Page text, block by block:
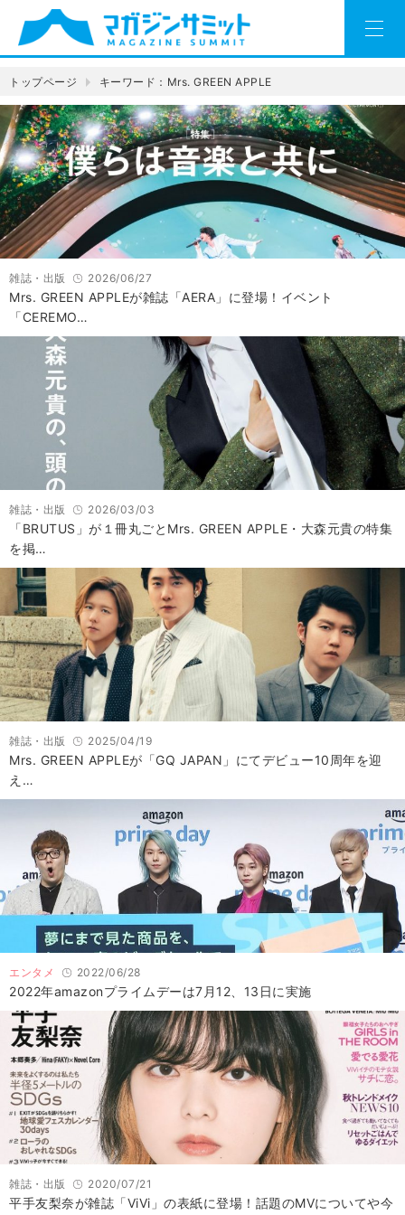
トップページ キーワード：Mrs. GREEN APPLE
雑誌・出版 2026/06/27
Mrs. GREEN APPLEが雑誌「AERA」に登場！イベント
「CEREMO…
雑誌・出版 2026/03/03
「BRUTUS」が１冊丸ごとMrs. GREEN APPLE・大森元貴の特集
を掲…
雑誌・出版 2025/04/19
Mrs. GREEN APPLEが「GQ JAPAN」にてデビュー10周年を迎
え…
エンタメ 2022/06/28
2022年amazonプライムデーは7月12、13日に実施
雑誌・出版 2020/07/21
平手友梨奈が雑誌「ViVi」の表紙に登場！話題のMVについてや今